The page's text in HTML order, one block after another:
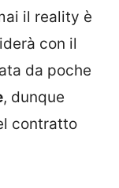
il reality è
con il
da poche
, dunque
contratto